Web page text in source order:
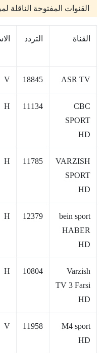
القنوات المفتوحة
القناة التردد
ASR TV
18845
V
CBC
SPORT
HD
11134
H
VARZISH
SPORT
HD
11785
H
bein sport
HABER
HD
12379
H
Varzish
TV 3 Farsi
HD
10804
H
M4 sport
HD
11958
V